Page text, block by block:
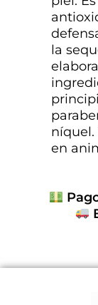
la
níquel.
en